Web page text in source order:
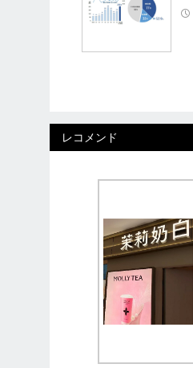
レコメンド